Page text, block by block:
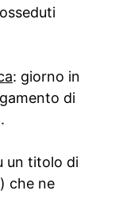
: giorno in
di
un titolo di
che ne